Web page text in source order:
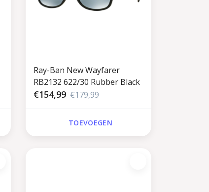
Ray-Ban New Wayfarer
RB2132 622/30 Rubber Black
€154,99 €179,99
TOEVOEGEN